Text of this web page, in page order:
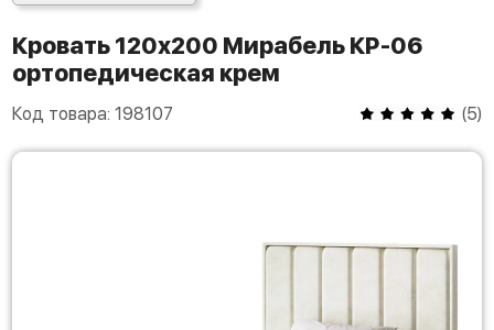
Кровать 120х200 Мирабель КР-06
ортопедическая крем
Код товара: 198107 (5)